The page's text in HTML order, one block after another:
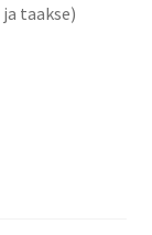
taakse)